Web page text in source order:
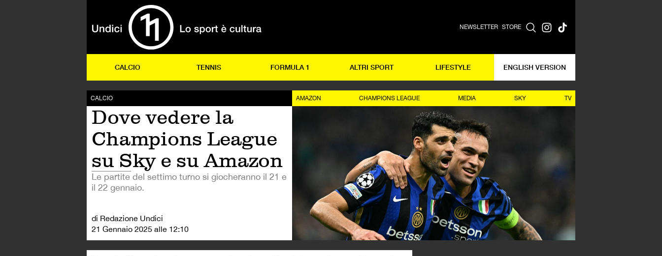
NEWSLETTER STORE
CALCIO TENNIS FORMULA 1 ALTRI SPORT LIFESTYLE ENGLISH VERSION
CALCIO
Dove vedere la
Champions League
su Sky e su Amazon
Le partite del settimo turno si giocheranno il 21 e
il 22 gennaio.
di Redazione Undici
21 Gennaio 2025 alle 12:10
AMAZON CHAMPIONS LEAGUE MEDIA SKY TV